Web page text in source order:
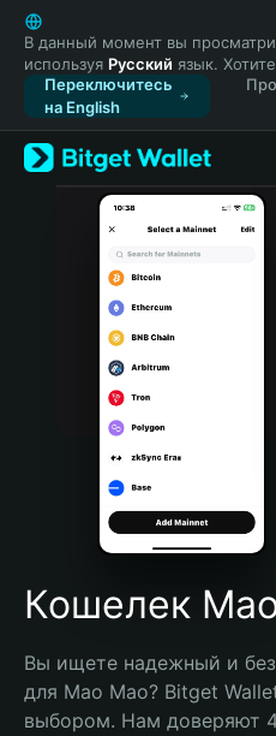
English
日本語
Tiếng Việt
Русский
Español (Latinoamérica)
Türkçe
Italiano
Português (Portugal)
Bahasa Indonesia
Português (Brasil)
Español (Argentina)
В данный момент вы
используя Русский язык.
Переключитесь
на English
Кошелек
Вы ищете надежный и
для Mao Mao? Bitget
выбором. Нам доверяют